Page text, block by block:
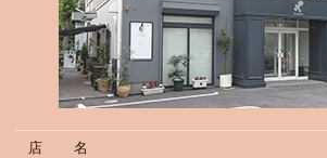
店 名